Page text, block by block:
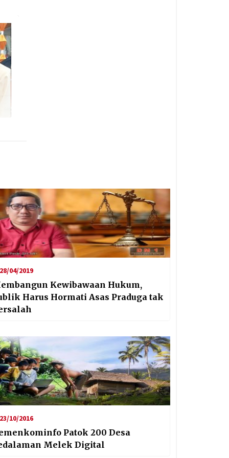
04/2019
Kewibawaan Hukum,
Harus Hormati Asas Praduga tak
10/2016
Patok 200 Desa
Melek Digital